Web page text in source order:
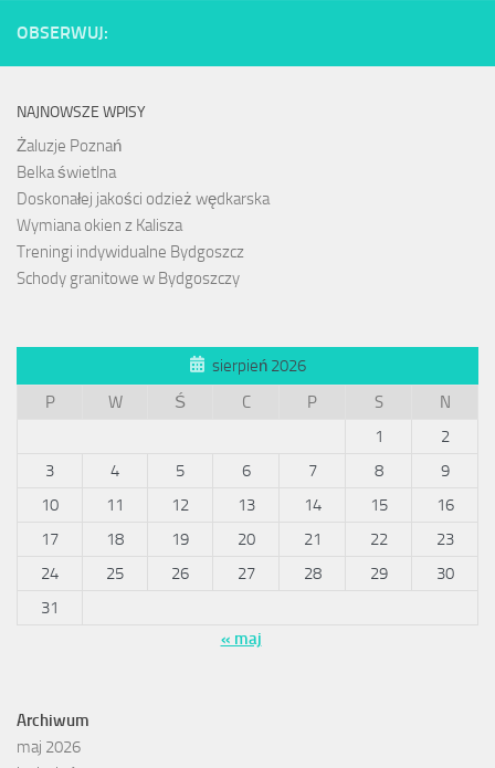
OBSERWUJ:
NAJNOWSZE WPISY
Żaluzje Poznań
Belka świetlna
Doskonałej jakości odzież wędkarska
Wymiana okien z Kalisza
Treningi indywidualne Bydgoszcz
Schody granitowe w Bydgoszczy
sierpień 2026
P
W Ś C P S
N
1
2
3
4 5 6 7 8
9
10
11 12 13 14 15
16
17
18 19 20 21 22
23
24
25 26 27 28 29
30
31
« maj
Archiwum
maj 2026